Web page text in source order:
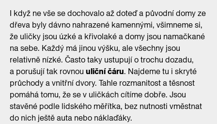
I když ne vše se dochovalo až doteď a původní domy ze
dřeva byly dávno nahrazené kamennými, všimneme si,
že uličky jsou úzké a křivolaké a domy jsou namačkané
na sebe. Každý má jinou výšku, ale všechny jsou
relativně nízké. Často taky ustupují o trochu dozadu,
a porušují tak rovnou uliční čáru. Najdeme tu i skryté
průchody a vnitřní dvory. Tahle rozmanitost a těsnost
pomáhá tomu, že se v uličkách cítíme dobře. Jsou
stavěné podle lidského měřítka, bez nutnosti vměstnat
do nich ještě auta nebo náklaďáky.